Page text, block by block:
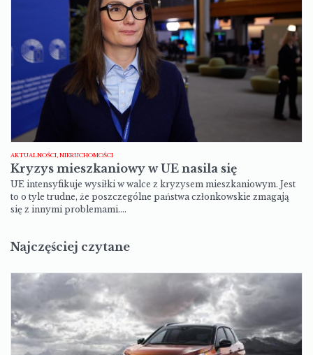
AKTUALNOŚCI, NIERUCHOMOŚCI
Kryzys mieszkaniowy w UE nasila się
UE intensyfikuje wysiłki w walce z kryzysem mieszkaniowym. Jest
to o tyle trudne, że poszczególne państwa członkowskie zmagają
się z innymi problemami.…
Najczęściej czytane